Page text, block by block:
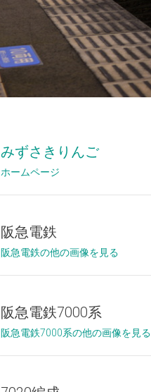
みずさきりんご
ホームページ
阪急電鉄
阪急電鉄の他の画像を見る
阪急電鉄7000系
阪急電鉄7000系の他の画像を見る